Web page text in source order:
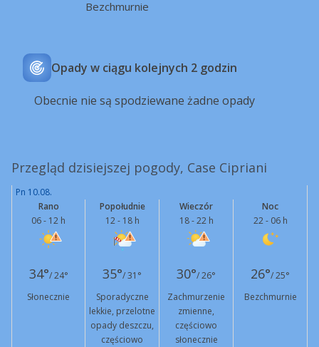
Bezchmurnie
Opady w ciągu kolejnych 2 godzin
Obecnie nie są spodziewane żadne opady
Przegląd dzisiejszej pogody, Case Cipriani
Pn 10.08.
Rano
06 - 12 h
Popołudnie
12 - 18 h
Wieczór
18 - 22 h
Noc
22 - 06 h
34°/ 24° 35°/ 31° 30°/ 26° 26°/ 25°
Słonecznie
Sporadyczne
lekkie, przelotne
opady deszczu,
częściowo
Zachmurzenie
zmienne,
częściowo
słonecznie
Bezchmurnie